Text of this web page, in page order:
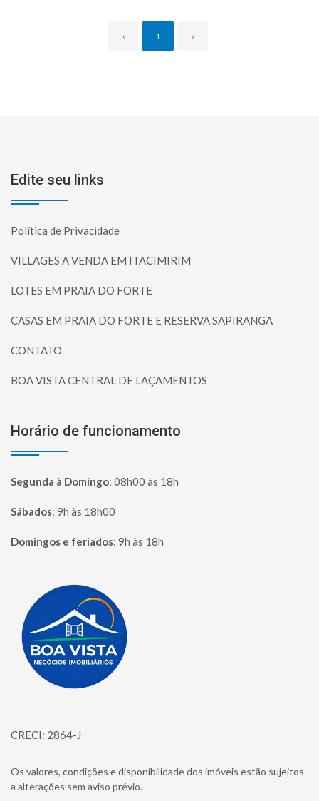
‹ 1 ›
Edite seu links
Política de Privacidade
VILLAGES A VENDA EM ITACIMIRIM
LOTES EM PRAIA DO FORTE
CASAS EM PRAIA DO FORTE E RESERVA SAPIRANGA
CONTATO
BOA VISTA CENTRAL DE LAÇAMENTOS
Horário de funcionamento
Segunda à Domingo: 08h00 às 18h
Sábados: 9h às 18h00
Domingos e feriados: 9h às 18h
Página inicial
CRECI: 2864-J
Os valores, condições e disponibilidade dos imóveis estão sujeitos
a alterações sem aviso prévio.